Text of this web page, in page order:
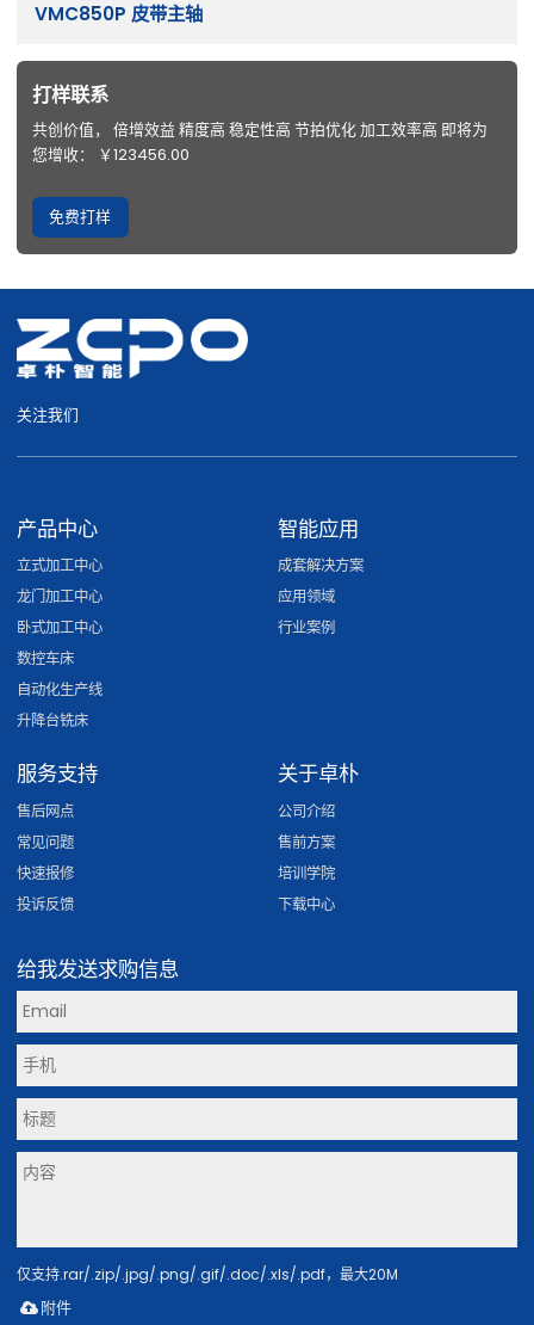
VMC850P 皮带主轴
打样联系
共创价值， 倍增效益 精度高 稳定性高 节拍优化 加工效率高 即将为
您增收： ￥123456.00
免费打样
关注我们
产品中心
立式加工中心
龙门加工中心
卧式加工中心
数控车床
自动化生产线
升降台铣床
智能应用
成套解决方案
应用领域
行业案例
服务支持
售后网点
常见问题
快速报修
投诉反馈
关于卓朴
公司介绍
售前方案
培训学院
下载中心
给我发送求购信息
仅支持.rar/.zip/.jpg/.png/.gif/.doc/.xls/.pdf，最大20M
附件